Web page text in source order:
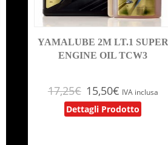
YAMALUBE 2M LT.1 SUPER
ENGINE OIL TCW3
17,25€ 15,50€ IVA inclusa
Dettagli Prodotto